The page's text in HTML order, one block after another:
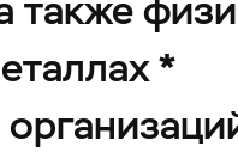
также
*